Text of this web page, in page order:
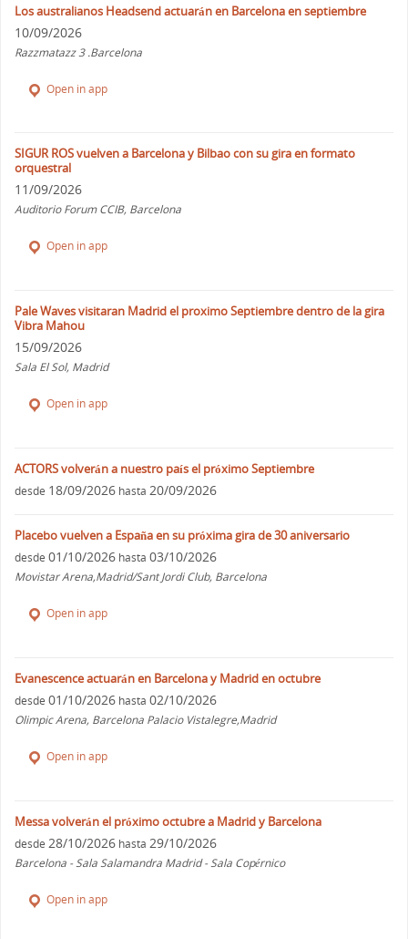
Los australianos Headsend actuarán en Barcelona en septiembre
10/09/2026
Razzmatazz 3 .Barcelona
Open in app
SIGUR ROS vuelven a Barcelona y Bilbao con su gira en formato
orquestral
11/09/2026
Auditorio Forum CCIB, Barcelona
Open in app
Pale Waves visitaran Madrid el proximo Septiembre dentro de la gira
Vibra Mahou
15/09/2026
Sala El Sol, Madrid
Open in app
ACTORS volverán a nuestro país el próximo Septiembre
desde 18/09/2026 hasta 20/09/2026
Placebo vuelven a España en su próxima gira de 30 aniversario
desde 01/10/2026 hasta 03/10/2026
Movistar Arena,Madrid/Sant Jordi Club, Barcelona
Open in app
Evanescence actuarán en Barcelona y Madrid en octubre
desde 01/10/2026 hasta 02/10/2026
Olimpic Arena, Barcelona Palacio Vistalegre,Madrid
Open in app
Messa volverán el próximo octubre a Madrid y Barcelona
desde 28/10/2026 hasta 29/10/2026
Barcelona - Sala Salamandra Madrid - Sala Copérnico
Open in app